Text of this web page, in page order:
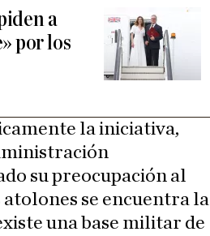
a
por los
la iniciativa,
su preocupación al
atolones se encuentra la
una base militar de